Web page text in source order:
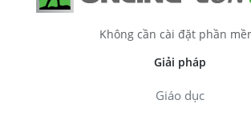
Không cần cài đặt phần
Giải pháp
Giáo dục